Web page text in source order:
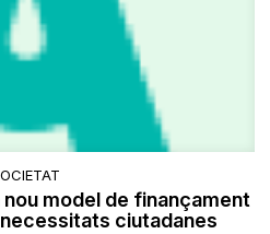
model de finançament
ciutadanes